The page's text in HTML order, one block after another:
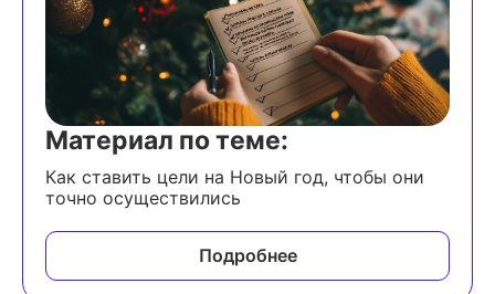
Материал по теме:
Как ставить цели на Новый год, чтобы они
точно осуществились
Подробнее